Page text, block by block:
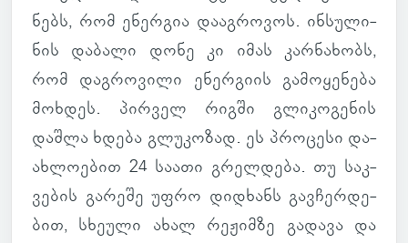
ნებს, რომ ენერ­გია და­აგ­რო­ვოს. ინ­სუ­ლი­
ნის და­ბალი დონე კი იმას კარ­ნა­ხობს,
რომ დაგ­რო­ვილი ენერ­გიის გა­მო­ყე­ნება
მოხ­დეს. პირ­ველ რიგში გლი­კო­გე­ნის
დაშლა ხდება გლუ­კო­ზად. ეს პრო­ცესი და­
ახ­ლო­ე­ბით 24 საათი გრელ­დება. თუ საკ­
ვე­ბის გა­რეშე უფრო დიდ­ხანს გავ­ჩერ­დე­
ბით, სხე­ული ახალ რე­ჟიმზე გა­დავა და